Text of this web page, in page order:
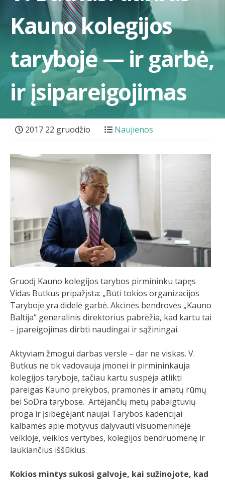
Kauno kolegijos
taryboje — ir garbė,
ir įsipareigojimas
2017 22 gruodžio Naujienos
Gruodį Kauno kolegijos tarybos pirmininku tapęs
Vidas Butkus pripažįsta: „Būti tokios organizacijos
Taryboje yra didelė garbė. Akcinės bendrovės „Kauno
Baltija“ generalinis direktorius pabrėžia, kad kartu tai
– įpareigojimas dirbti naudingai ir sąžiningai.
Aktyviam žmogui darbas versle – dar ne viskas. V.
Butkus ne tik vadovauja įmonei ir pirmininkauja
kolegijos taryboje, tačiau kartu suspėja atlikti
pareigas Kauno prekybos, pramonės ir amatų rūmų
bei SoDra tarybose. Artėjančių metų pabaigtuvių
proga ir įsibėgėjant naujai Tarybos kadencijai
kalbamės apie motyvus dalyvauti visuomeninėje
veikloje, veiklos vertybes, kolegijos bendruomenę ir
laukiančius iššūkius.
Kokios mintys sukosi galvoje, kai sužinojote, kad